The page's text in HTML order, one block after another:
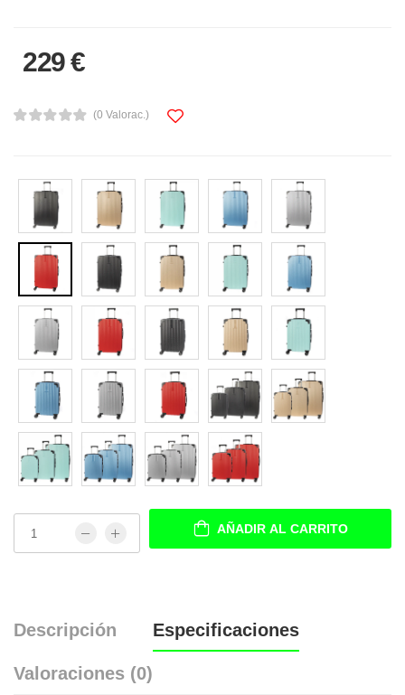
229 €
(0 Valorac.)
AÑADIR AL CARRITO
Descripción Especificaciones
Valoraciones (0)